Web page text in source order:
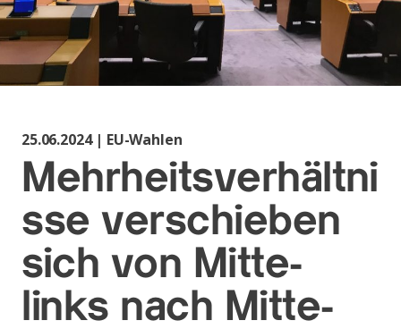
25.06.2024 | EU-Wahlen
Mehrheitsverhältni
sse verschieben
sich von Mitte-
links nach Mitte-